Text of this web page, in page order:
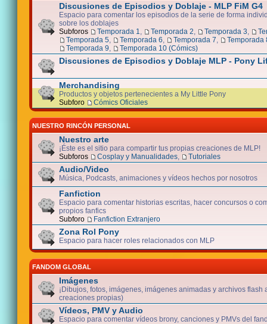
Discusiones de Episodios y Doblaje - MLP FiM G4
Espacio para comentar los episodios de la serie de forma
sobre los doblajes
Subforos
Temporada 1 Temporada 2 Temporada 3
Temporada 5
Temporada 6 Temporada 7
Temporada
Temporada 9
Temporada 10 (Cómics)
Discusiones de Episodios y Doblaje MLP - Pony
Merchandising
Productos y objetos pertenecientes a My Little Pony
Subforo
Cómics Oficiales
NUESTRO RINCÓN PERSONAL
Nuestro arte
¡Éste es el sitio para compartir tus propias creaciones de MLP!
Subforos
Cosplay y Manualidades Tutoriales
Audio/Video
Música, Podcasts, animaciones y vídeos hechos por nosotros
Fanfiction
Espacio para comentar historias escritas, hacer concursos o
propios fanfics
Subforo
Fanfiction Extranjero
Zona Rol Pony
Espacio para hacer roles relacionados con MLP
FANDOM GLOBAL
Imágenes
¡Dibujos, fotos, imágenes, imágenes animadas y archivos flash
creaciones propias)
Vídeos, PMV y Audio
Espacio para comentar vídeos brony, canciones y PMVs del